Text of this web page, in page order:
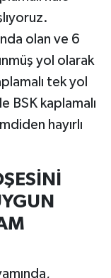
olan ve 6
yol olarak
tek yol
BSK kaplamalı
hayırlı